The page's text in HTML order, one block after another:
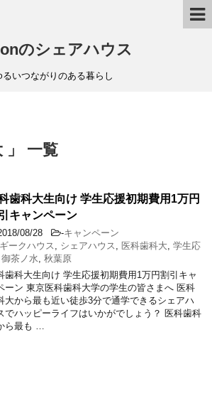
のシェアハウス
るいつながりのある暮らし
」 一覧
歯科大生向け 学生応援初期費用1万円
キャンペーン
08/28 -キャンペーン
ギークハウス
シェアハウス 医科歯科大 学生応
御茶ノ水 秋葉原
歯科大生向け 学生応援初期費用1万円割引キャ
ーン 東京医科歯科大学の学生の皆さまへ 医科
大から最も近い徒歩3分で通学できるシェアハ
でハッピーライフはいかがでしょう？ 医科歯科
ら最も …